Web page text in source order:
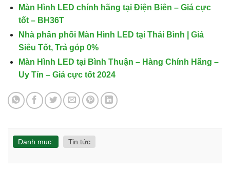
Màn Hình LED chính hãng tại Điện Biên – Giá cực
tốt – BH36T
Nhà phân phối Màn Hình LED tại Thái Bình | Giá
Siêu Tốt, Trả góp 0%
Màn Hình LED tại Bình Thuận – Hàng Chính Hãng –
Uy Tín – Giá cực tốt 2024
Danh mục: Tin tức